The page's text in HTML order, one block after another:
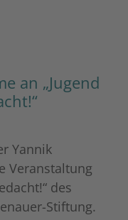
an „Jugend
Yannik
Veranstaltung
des
Stiftung.